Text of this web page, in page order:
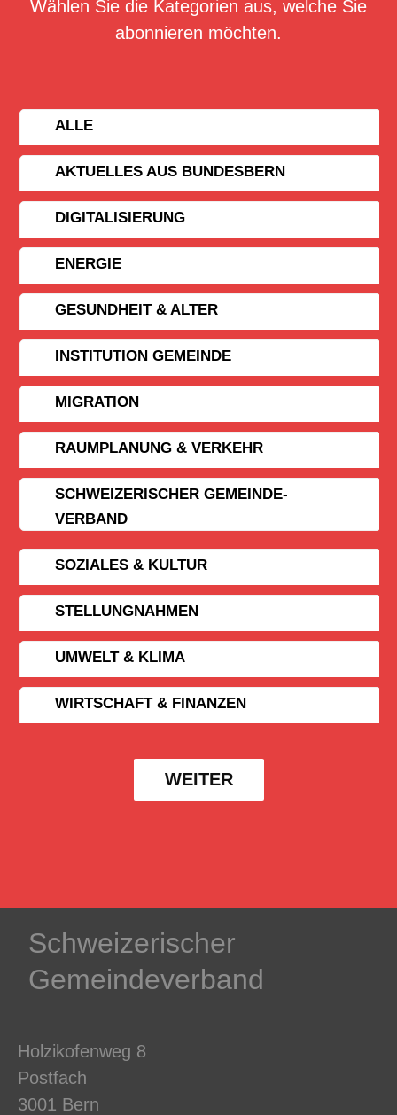
Wählen Sie die Kategorien aus, welche Sie
abonnieren möchten.
ALLE
AKTUELLES AUS BUNDESBERN
DIGITALISIERUNG
ENERGIE
GESUNDHEIT & ALTER
INSTITUTION GEMEINDE
MIGRATION
RAUMPLANUNG & VERKEHR
SCHWEIZERISCHER GEMEINDE­
VERBAND
SOZIALES & KULTUR
STELLUNGNAHMEN
UMWELT & KLIMA
WIRTSCHAFT & FINANZEN
WEITER
Schweizerischer
Gemeindeverband
Holzikofenweg 8
Postfach
3001 Bern